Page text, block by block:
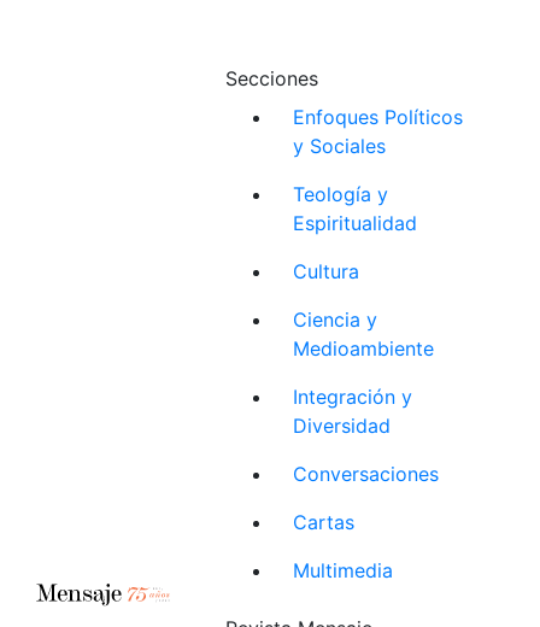
Secciones
Enfoques Políticos
y Sociales
Teología y
Espiritualidad
Cultura
Ciencia y
Medioambiente
Integración y
Diversidad
Conversaciones
Cartas
Multimedia